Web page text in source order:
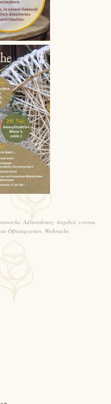
, Adventskranz, Angebot, corona,
Öffnungszeiten, Weihnacht,